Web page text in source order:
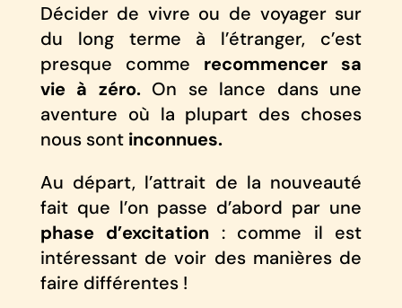
Décider de vivre ou de voyager sur
du long terme à l’étranger, c’est
presque comme recommencer sa
vie à zéro.On se lance dans une
aventure où la plupart des choses
nous sont inconnues.
Au départ, l’attrait de la nouveauté
fait que l’on passe d’abord par une
phase d’excitation : comme il est
intéressant de voir des manières de
faire différentes !